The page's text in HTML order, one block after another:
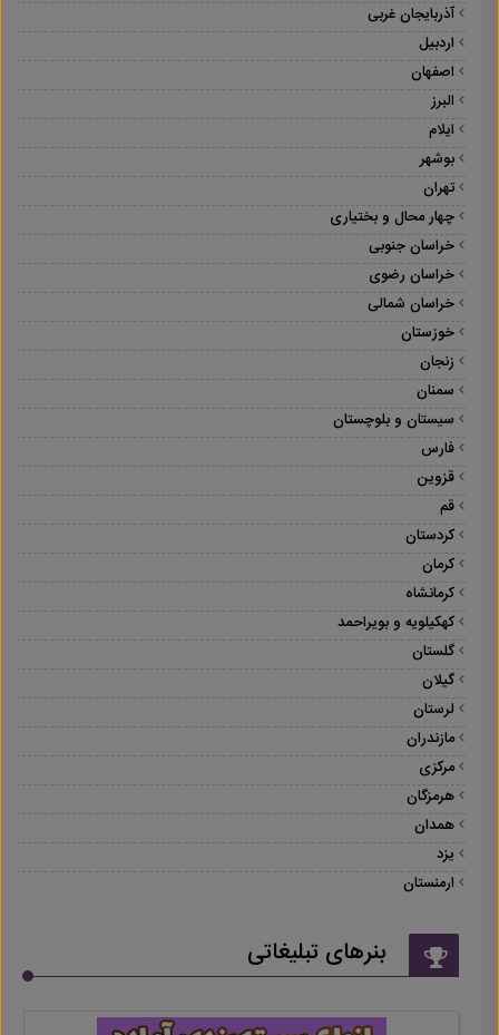
آذربایجان غربی
اردبیل
اصفهان
البرز
ایلام
بوشهر
تهران
چهار محال و بختیاری
خراسان جنوبی
خراسان رضوی
خراسان شمالی
خوزستان
زنجان
سمنان
سیستان و بلوچستان
فارس
قزوین
قم
کردستان
کرمان
کرمانشاه
کهکیلویه و بویراحمد
گلستان
گیلان
لرستان
مازندران
مرکزی
هرمزگان
همدان
یزد
ارمنستان
بنرهای تبلیغاتی